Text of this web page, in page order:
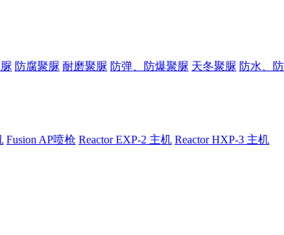
防腐聚脲 耐磨聚脲 防弹、防爆聚脲 天冬聚脲 防水、
Fusion AP喷枪 Reactor EXP-2 主机 Reactor HXP-3 主机